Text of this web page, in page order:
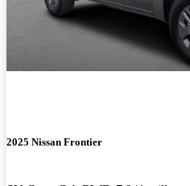
2025 Nissan Frontier